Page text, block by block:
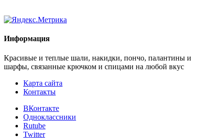
Информация
Красивые и теплые шали, накидки, пончо, палантины и
шарфы, связанные крючком и спицами на любой вкус
Карта сайта
Контакты
ВКонтакте
Одноклассники
Rutube
Twitter